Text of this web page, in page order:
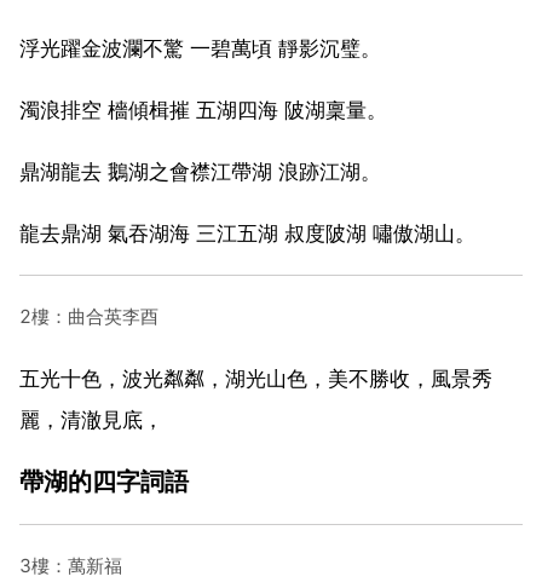
浮光躍金波瀾不驚 一碧萬頃 靜影沉璧。
濁浪排空 檣傾楫摧 五湖四海 陂湖稟量。
鼎湖龍去 鵝湖之會襟江帶湖 浪跡江湖。
龍去鼎湖 氣吞湖海 三江五湖 叔度陂湖 嘯傲湖山。
2樓：曲合英李酉
五光十色，波光粼粼，湖光山色，美不勝收，風景秀
麗，清澈見底，
帶湖的四字詞語
3樓：萬新福